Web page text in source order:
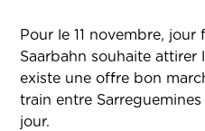
Pour le 11 novembre, jour
Saarbahn souhaite attirer
existe une offre bon
train entre
jour.